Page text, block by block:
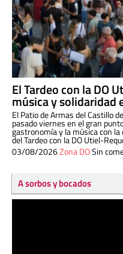
El Tardeo con la DO
música y solidaridad
El Patio de Armas del Castillo
pasado viernes en el gran
gastronomía y la música con la
del Tardeo con la DO Utiel-
03/08/2026Zona DOSin
A sorbos y bocados